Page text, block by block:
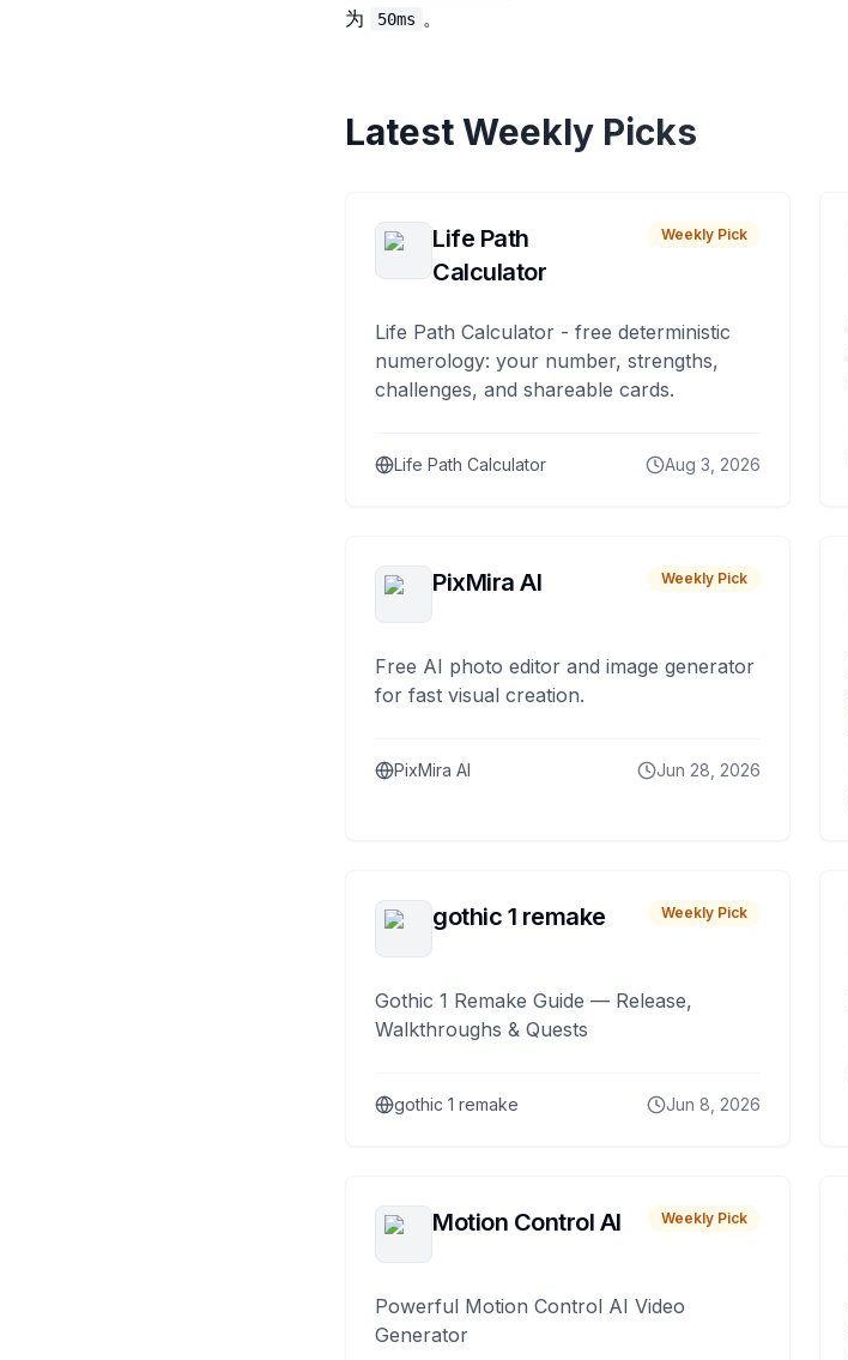
为
50ms 。
Latest Weekly Picks
Life Path
Calculator
Weekly Pick
Life Path Calculator - free deterministic
numerology: your number, strengths,
challenges, and shareable cards.
Life Path Calculator Aug 3, 2026
PixMira AI Weekly Pick
Free AI photo editor and image generator
for fast visual creation.
PixMira AI Jun 28, 2026
gothic 1 remake Weekly Pick
Gothic 1 Remake Guide — Release,
Walkthroughs & Quests
gothic 1 remake Jun 8, 2026
Motion Control AI Weekly Pick
Powerful Motion Control AI Video
Generator